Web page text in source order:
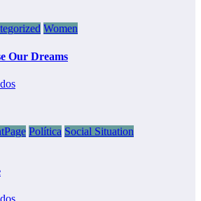
Women
Our Dreams
Política Social Situation